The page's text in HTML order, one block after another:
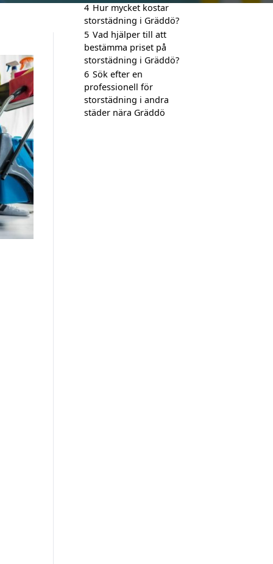
4 Hur mycket kostar
storstädning i Gräddö?
5 Vad hjälper till att
bestämma priset på
storstädning i Gräddö?
6 Sök efter en
professionell för
storstädning i andra
städer nära Gräddö